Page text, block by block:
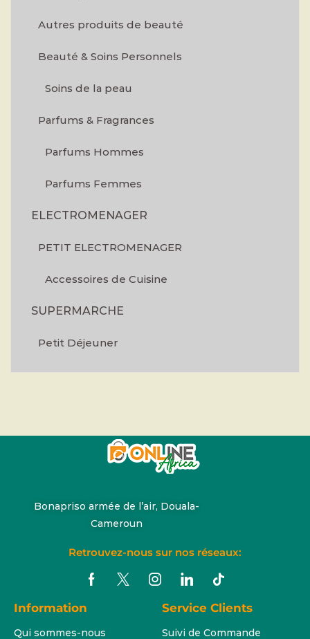
Autres produits de beauté
Beauté & Soins Personnels
Soins de la peau
Parfums & Fragrances
Parfums Hommes
Parfums Femmes
ELECTROMENAGER
PETIT ELECTROMENAGER
Accessoires de Cuisine
SUPERMARCHE
Petit Déjeuner
Bonapriso armée de l’air, Douala-
Cameroun
Retrouvez-nous sur nos réseaux:
Information
Qui sommes-nous
Service Clients
Suivi de Commande